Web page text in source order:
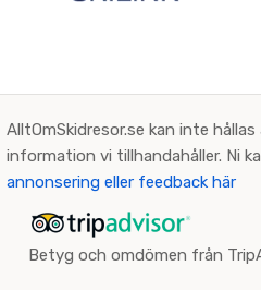
AlltOmSkidresor.se kan inte
information vi tillhandahåller. Ni
annonsering eller feedback här
Betyg och omdömen från